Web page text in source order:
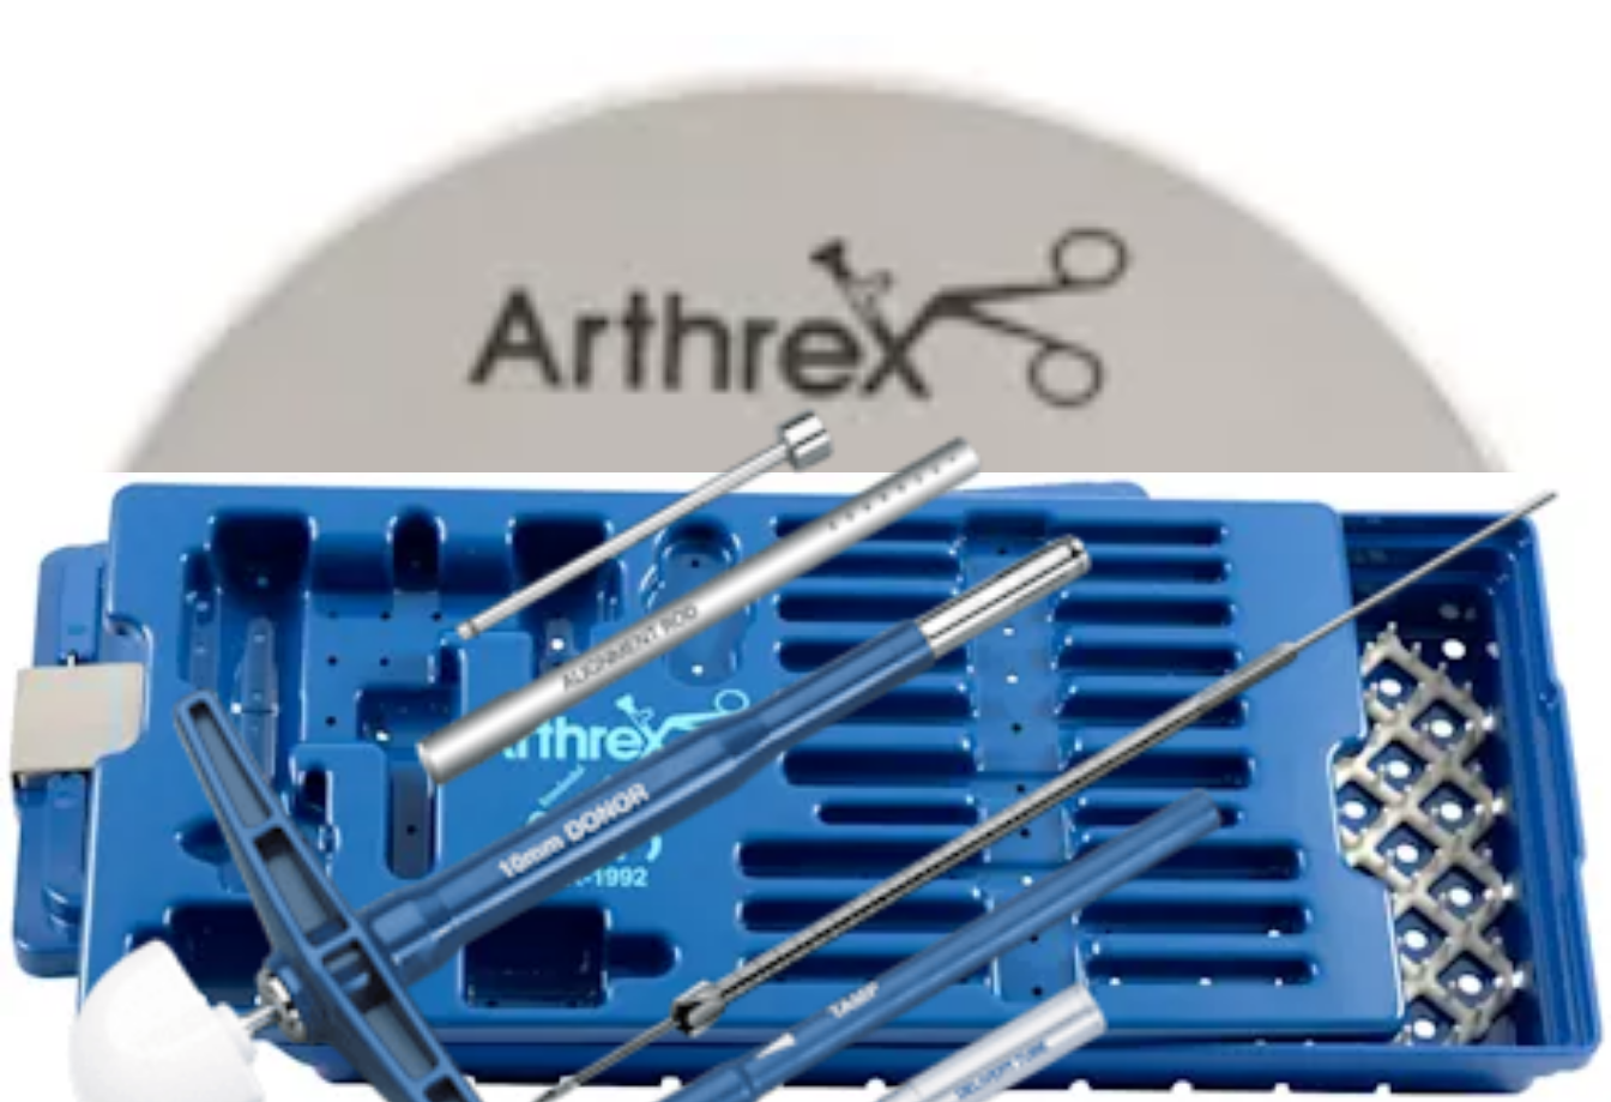
Sizer/Tamp, 5 mm, green
AR-1985-06
Sizer/Tamp, 6 mm, red
AR-1985-07
Sizer/Tamp, 7 mm, blue